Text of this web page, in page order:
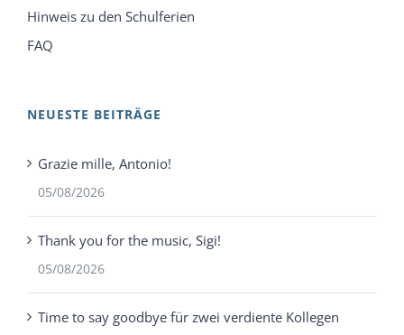
Hinweis zu den Schulferien
FAQ
NEUESTE BEITRÄGE
Grazie mille, Antonio!
05/08/2026
Thank you for the music, Sigi!
05/08/2026
Time to say goodbye für zwei verdiente Kollegen